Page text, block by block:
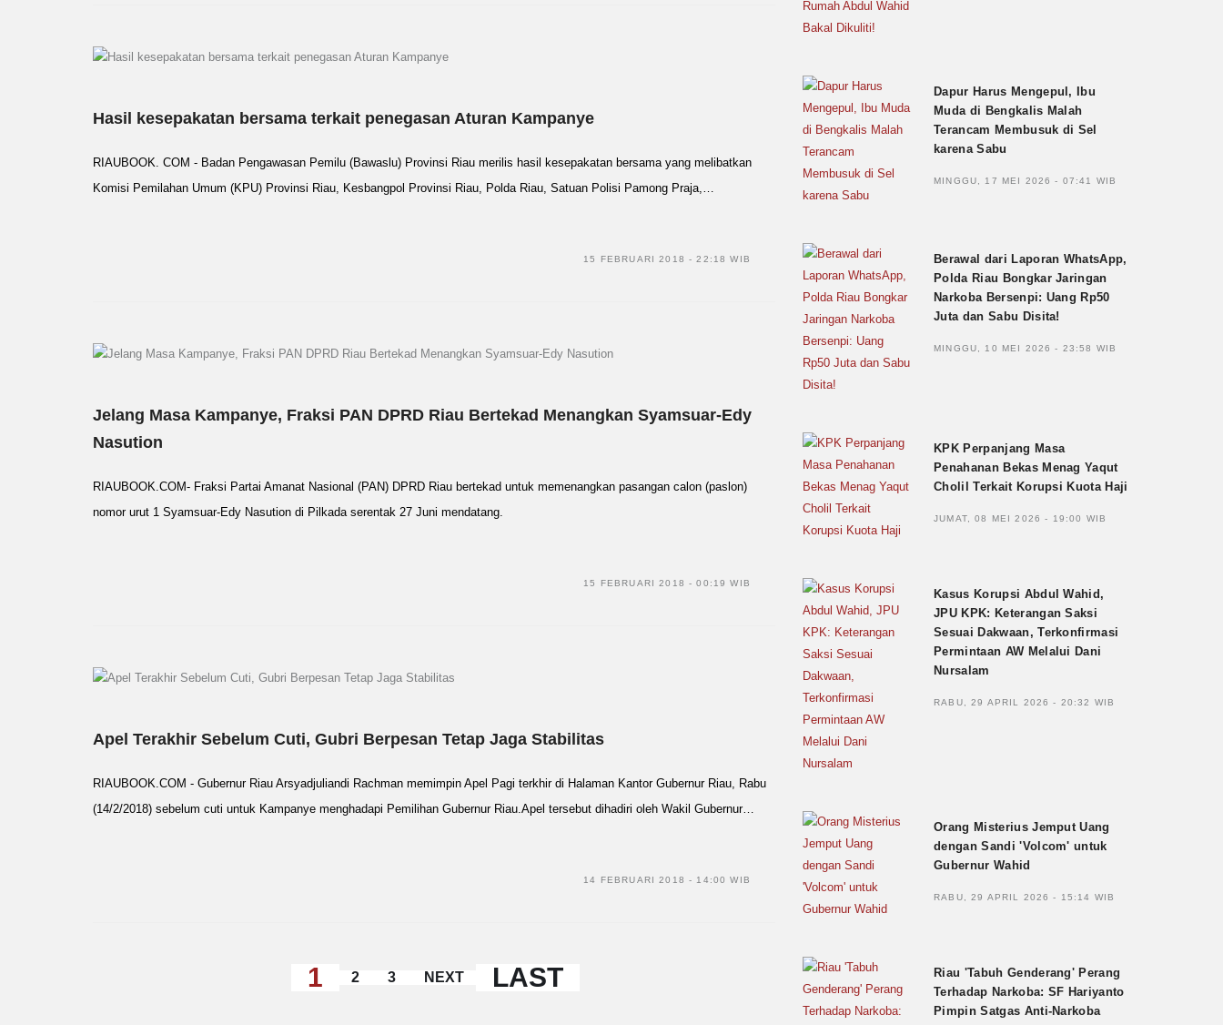
Hasil kesepakatan bersama terkait penegasan Aturan Kampanye
RIAUBOOK. COM - Badan Pengawasan Pemilu (Bawaslu) Provinsi Riau merilis hasil kesepakatan bersama yang melibatkan
Komisi Pemilahan Umum (KPU) Provinsi Riau, Kesbangpol Provinsi Riau, Polda Riau, Satuan Polisi Pamong Praja,…
15 FEBRUARI 2018 - 22:18 WIB
Jelang Masa Kampanye, Fraksi PAN DPRD Riau Bertekad Menangkan Syamsuar-Edy
Nasution
RIAUBOOK.COM- Fraksi Partai Amanat Nasional (PAN) DPRD Riau bertekad untuk memenangkan pasangan calon (paslon)
nomor urut 1 Syamsuar-Edy Nasution di Pilkada serentak 27 Juni mendatang.
15 FEBRUARI 2018 - 00:19 WIB
Apel Terakhir Sebelum Cuti, Gubri Berpesan Tetap Jaga Stabilitas
RIAUBOOK.COM - Gubernur Riau Arsyadjuliandi Rachman memimpin Apel Pagi terkhir di Halaman Kantor Gubernur Riau, Rabu
(14/2/2018) sebelum cuti untuk Kampanye menghadapi Pemilihan Gubernur Riau.Apel tersebut dihadiri oleh Wakil Gubernur…
14 FEBRUARI 2018 - 14:00 WIB
1 2 3 NEXT LAST
Dapur Harus Mengepul, Ibu
Muda di Bengkalis Malah
Terancam Membusuk di Sel
karena Sabu
MINGGU, 17 MEI 2026 - 07:41 WIB
Berawal dari Laporan WhatsApp,
Polda Riau Bongkar Jaringan
Narkoba Bersenpi: Uang Rp50
Juta dan Sabu Disita!
MINGGU, 10 MEI 2026 - 23:58 WIB
KPK Perpanjang Masa
Penahanan Bekas Menag Yaqut
Cholil Terkait Korupsi Kuota Haji
JUMAT, 08 MEI 2026 - 19:00 WIB
Kasus Korupsi Abdul Wahid,
JPU KPK: Keterangan Saksi
Sesuai Dakwaan, Terkonfirmasi
Permintaan AW Melalui Dani
Nursalam
RABU, 29 APRIL 2026 - 20:32 WIB
Orang Misterius Jemput Uang
dengan Sandi 'Volcom' untuk
Gubernur Wahid
RABU, 29 APRIL 2026 - 15:14 WIB
Riau 'Tabuh Genderang' Perang
Terhadap Narkoba: SF Hariyanto
Pimpin Satgas Anti-Narkoba